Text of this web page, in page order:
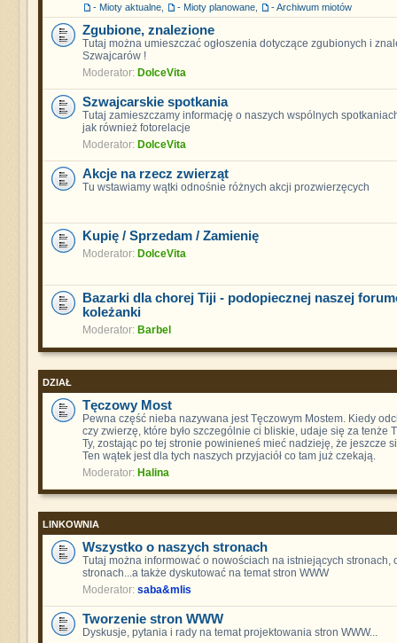
- Mioty aktualne, - Mioty planowane, - Archiwum miotów
Zgubione, znalezione
Tutaj można umieszczać ogłoszenia dotyczące zgubionych i
Szwajcarów !
Moderator: DolceVita
Szwajcarskie spotkania
Tutaj zamieszczamy informację o naszych wspólnych
jak również fotorelacje
Moderator: DolceVita
Akcje na rzecz zwierząt
Tu wstawiamy wątki odnośnie różnych akcji prozwierzęcych
Kupię / Sprzedam / Zamienię
Moderator: DolceVita
Bazarki dla chorej Tiji - podopiecznej naszej
koleżanki
Moderator: Barbel
DZIAŁ
Tęczowy Most
Pewna część nieba nazywana jest Tęczowym Mostem. Kiedy
czy zwierzę, które było szczególnie ci bliskie, udaje się za tenże
Ty, zostając po tej stronie powinieneś mieć nadzieję, że jeszcze
Ten wątek jest dla tych naszych przyjaciół co tam już czekają.
Moderator: Halina
LINKOWNIA
Wszystko o naszych stronach
Tutaj można informować o nowościach na istniejących stronach,
stronach...a także dyskutować na temat stron WWW
Moderator: saba&mlis
Tworzenie stron WWW
Dyskusje, pytania i rady na temat projektowania stron WWW...